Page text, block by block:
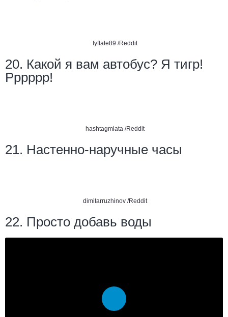
fyflate89 /Reddit
20. Какой я вам автобус? Я тигр!
Рррррр!
hashtagmiata /Reddit
21. Настенно-наручные часы
dimitarruzhinov /Reddit
22. Просто добавь воды
Воспроизвести